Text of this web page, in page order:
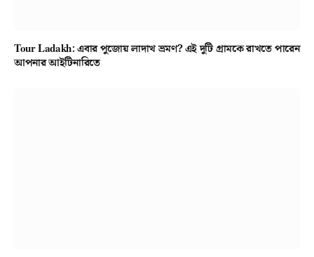
Tour Ladakh: এবার পুজোয় লাদাখ ভ্রমণ? এই দুটি গ্রামকে রাখতে পারেন
আপনার আইটিনারিতে